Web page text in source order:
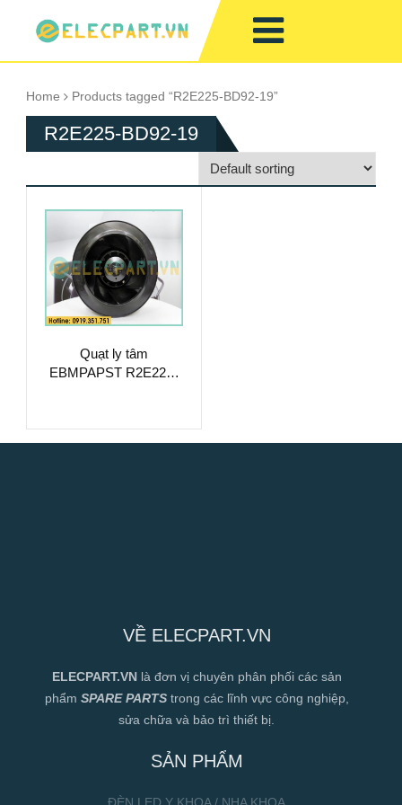
Home Products tagged “R2E225-BD92-19”
R2E225-BD92-19
Quạt ly tâm
EBMPAPST R2E225-
VỀ ELECPART.VN
ELECPART.VN là đơn vị chuyên phân phối các sản
phẩm SPARE PARTStrong các lĩnh vực công nghiệp,
sửa chữa và bảo trì thiết bị.
SẢN PHẨM
ĐÈN LED Y KHOA / NHA KHOA